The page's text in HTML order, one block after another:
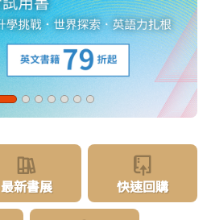
最新書展 快速回購